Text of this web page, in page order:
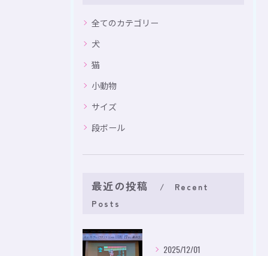
全てのカテゴリー
犬
猫
小動物
サイズ
段ボール
最近の投稿
Recent
Posts
2025/12/01